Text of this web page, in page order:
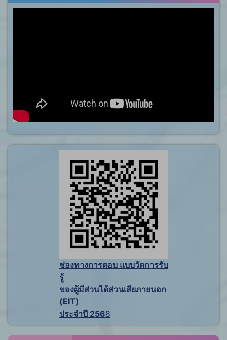
ช่องทางการตอบ แบบวัดการรับ
รู้
ของผู้มีส่วนได้ส่วนเสียภายนอก
(EIT)
ประจำปี 2568